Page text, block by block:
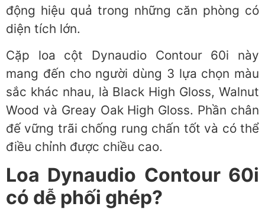
động hiệu quả trong những căn phòng có
diện tích lớn.
Cặp loa cột Dynaudio Contour 60i này
mang đến cho người dùng 3 lựa chọn màu
sắc khác nhau, là Black High Gloss, Walnut
Wood và Greay Oak High Gloss. Phần chân
đế vững trãi chống rung chấn tốt và có thể
điều chỉnh được chiều cao.
Loa Dynaudio Contour 60i
có dễ phối ghép?